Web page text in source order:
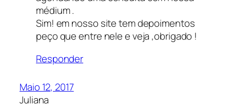
médium .
Sim! em nosso site tem depoimentos
peço que entre nele e veja ,obrigado !
Responder
Maio 12, 2017
Juliana